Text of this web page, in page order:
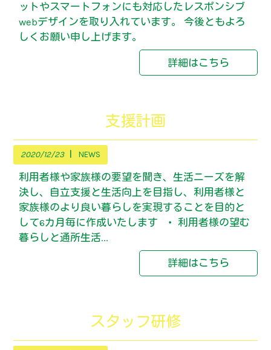
ットやスマートフォンにも対応したレスポンシブ
webデザインを取り入れています。 今後ともよろ
しくお願い申し上げます。
詳細はこちら
支援計画
2020/12/23 NEWS
利用者様や家族様の要望を聞き、生活ニーズを解
決し、自立支援と生活向上を目指し、利用者様と
家族様のより良い暮らしを実現することを目的と
して6カ月毎に作成いたします ・ 利用者様の望む
暮らしと通所生活...
詳細はこちら
スタッフ研修